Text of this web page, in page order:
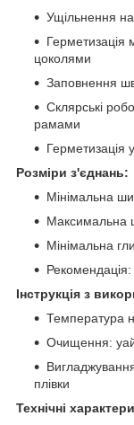
Ущільнення
Герметизація
цоколями
Заповнення
Склярські
рамами
Герметизація
Розміри з'єднань:
Мінімальна
Максимальна
Мінімальна
Інструкція з
Температура
Очищення:
плівки
Технічні